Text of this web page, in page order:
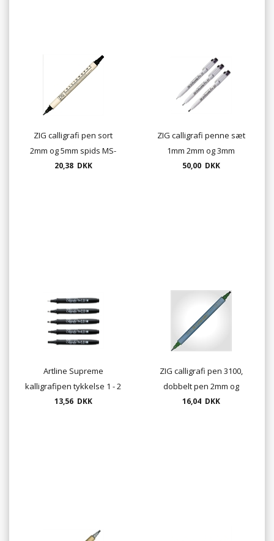
ZIG calligrafi pen sort
2mm og 5mm spids MS-
3400
20,38 DKK
ZIG calligrafi penne sæt
1mm 2mm og 3mm
50,00 DKK
Artline Supreme
kalligrafipen tykkelse 1 - 2
- 3 - 4 eller 5 mm farve sort
13,56 DKK
ZIG calligrafi pen 3100,
dobbelt pen 2mm og
3,5mm
16,04 DKK